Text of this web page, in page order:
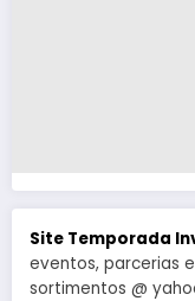
Site Temporada
eventos, parcerias
sortimentos @